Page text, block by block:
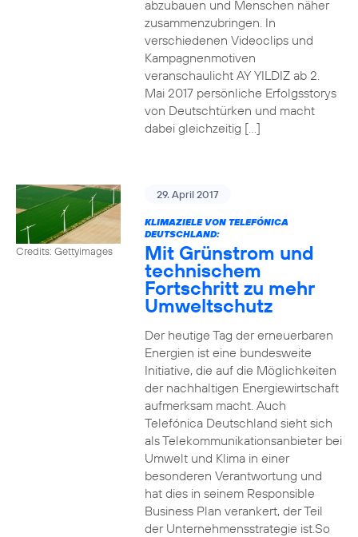
abzubauen und Menschen näher
zusammenzubringen. In
verschiedenen Videoclips und
Kampagnenmotiven
veranschaulicht AY YILDIZ ab 2.
Mai 2017 persönliche Erfolgsstorys
von Deutschtürken und macht
dabei gleichzeitig […]
Credits: Gettyimages
29. April 2017
KLIMAZIELE VON TELEFÓNICA
DEUTSCHLAND:
Mit Grünstrom und
technischem
Fortschritt zu mehr
Umweltschutz
Der heutige Tag der erneuerbaren
Energien ist eine bundesweite
Initiative, die auf die Möglichkeiten
der nachhaltigen Energiewirtschaft
aufmerksam macht. Auch
Telefónica Deutschland sieht sich
als Telekommunikationsanbieter bei
Umwelt und Klima in einer
besonderen Verantwortung und
hat dies in seinem Responsible
Business Plan verankert, der Teil
der Unternehmensstrategie ist.So